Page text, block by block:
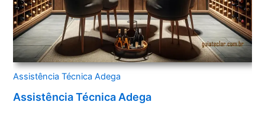
Assistência Técnica Adega
Assistência Técnica Adega